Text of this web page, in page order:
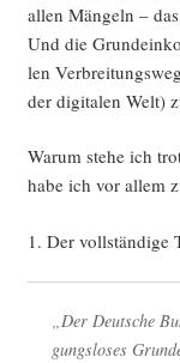
allen Män­geln –
Und die
len
der digi­ta­len Welt)
War­um ste­he ich
habe ich vor allem
1. Der voll­stän­di­ge
„Der Deut­sche
gungs­lo­ses